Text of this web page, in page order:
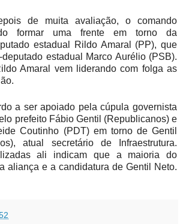
de muita avaliação, o comando
formar uma frente em torno da
estadual Rildo Amaral (PP), que
estadual Marco Aurélio (PSB).
Amaral vem liderando com folga as
a ser apoiado pela cúpula governista
prefeito Fábio Gentil (Republicanos) e
Coutinho (PDT) em torno de Gentil
atual secretário de Infraestrutura.
ali indicam que a maioria do
aliança e a candidatura de Gentil Neto.